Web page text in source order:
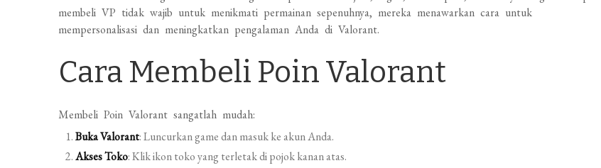
membeli VP tidak wajib untuk menikmati permainan sepenuhnya, mereka menawarkan cara untuk
mempersonalisasi dan meningkatkan pengalaman Anda di Valorant.
Cara Membeli Poin Valorant
Membeli Poin Valorant sangatlah mudah:
Buka Valorant: Luncurkan game dan masuk ke akun Anda.
Akses Toko: Klik ikon toko yang terletak di pojok kanan atas.